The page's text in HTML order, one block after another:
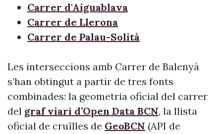
Carrer d'Aiguablava
Carrer de Llerona
Carrer de Palau-Solità
Les interseccions amb Carrer de Balenyà
s’han obtingut a partir de tres fonts
combinades: la geometria oficial del carrer
del graf viari d’Open Data BCN, la llista
oficial de cruïlles de GeoBCN (API de